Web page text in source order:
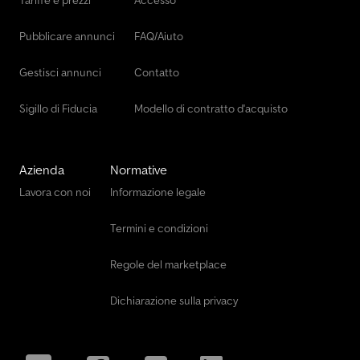
Pubblicare annunci
Gestisci annunci
Sigillo di Fiducia
FAQ/Aiuto
Contatto
Modello di contratto d'acquisto
Azienda
Lavora con noi
Normative
Informazione legale
Termini e condizioni
Regole del marketplace
Dichiarazione sulla privacy